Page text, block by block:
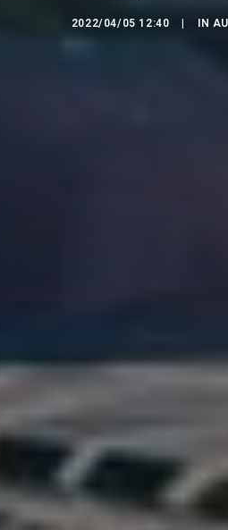
2022/04/05 12:40 IN